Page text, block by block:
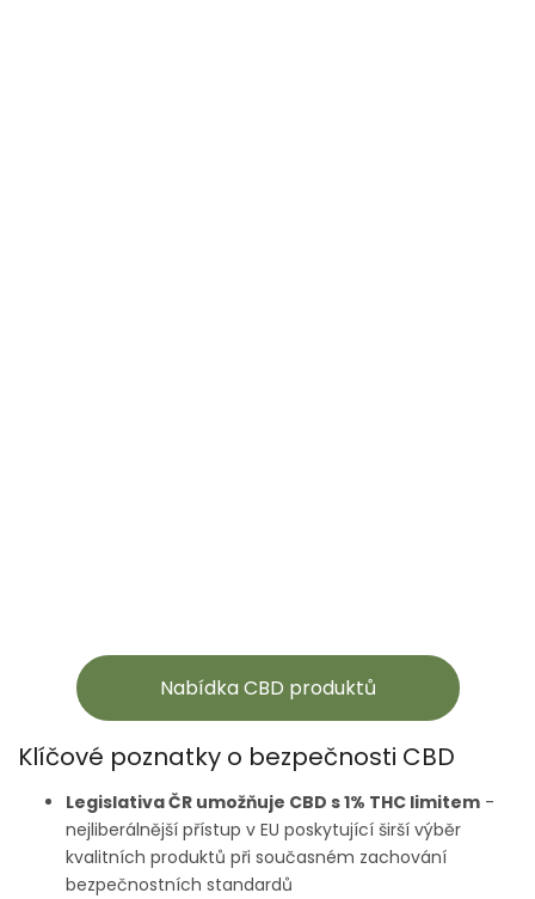
Nabídka CBD produktů
Klíčové poznatky o bezpečnosti CBD
Legislativa ČR umožňuje CBD s 1% THC limitem -
nejliberálnější přístup v EU poskytující širší výběr
kvalitních produktů při současném zachování
bezpečnostních standardů